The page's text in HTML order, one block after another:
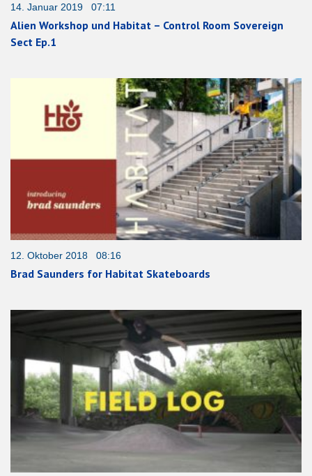
14. Januar 2019 07:11
Alien Workshop und Habitat – Control Room Sovereign
Sect Ep.1
12. Oktober 2018 08:16
Brad Saunders for Habitat Skateboards